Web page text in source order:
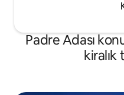
Padre Adası
kiralık